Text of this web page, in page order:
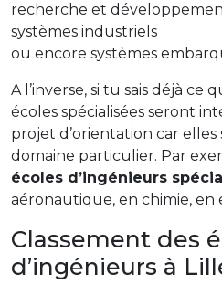
recherche et
systèmes industriels
ou encore systèmes
A l’inverse, si tu sais déjà ce
écoles spécialisées seront
projet d’orientation car
domaine particulier. Par
écoles d’ingénieurs
aéronautique, en chimie, en
Classement des
d’ingénieurs à